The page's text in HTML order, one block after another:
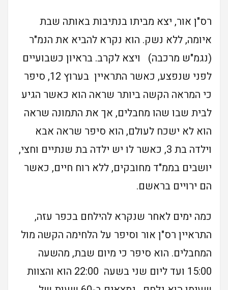
רס"ן אור, יצא מביתו בנתיבות באותה שבת
איומה, ללא נשק. הוא נקרא להביא את הנמ"ר
(נגמ"ש מרכבה) ויצא לקרב. בראיון כשבועיים
לפני שנפצע, כאשר התראיין בערוץ 12, סיפר
כי המראה הקשה ביותר שראה הוא כאשר הגיע
לבית שבו שהו מחבלים, אך את התמונה שראה
הוא לא ישכח לעולם, הוא סיפר שראה אבא
וילדה בת 3, כאשר לו יש ילדה בת שנתיים וחצי,
יושבים בממ"ד מחובקים, ללא רוח חיים, כאשר
הם ירויים בראשם.
כמה ימים לאחר שנקרא להילחם בכפר עזה,
התראיין רס"ן אור וסיפר על הלחימה הקשה מול
המחבלים. הוא סיפר כי מיום שבת, מהשעה
15:00 ועד ליום שני בשעה 22:00 הוא והצוות